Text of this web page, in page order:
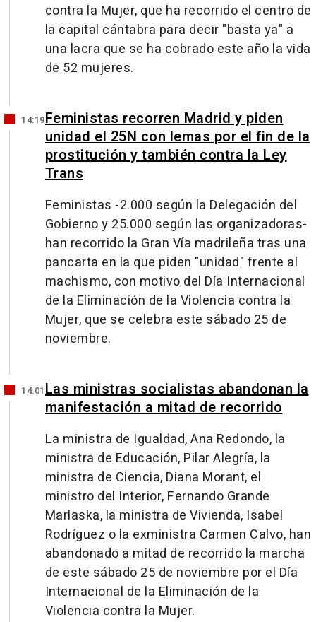
contra la Mujer, que ha recorrido el centro de
la capital cántabra para decir "basta ya" a
una lacra que se ha cobrado este año la vida
de 52 mujeres.
14:19Feministas recorren Madrid y piden
unidad el 25N con lemas por el fin de la
prostitución y también contra la Ley
Trans
Feministas -2.000 según la Delegación del
Gobierno y 25.000 según las organizadoras-
han recorrido la Gran Vía madrileña tras una
pancarta en la que piden "unidad" frente al
machismo, con motivo del Día Internacional
de la Eliminación de la Violencia contra la
Mujer, que se celebra este sábado 25 de
noviembre.
14:01Las ministras socialistas abandonan la
manifestación a mitad de recorrido
La ministra de Igualdad, Ana Redondo, la
ministra de Educación, Pilar Alegría, la
ministra de Ciencia, Diana Morant, el
ministro del Interior, Fernando Grande
Marlaska, la ministra de Vivienda, Isabel
Rodríguez o la exministra Carmen Calvo, han
abandonado a mitad de recorrido la marcha
de este sábado 25 de noviembre por el Día
Internacional de la Eliminación de la
Violencia contra la Mujer.